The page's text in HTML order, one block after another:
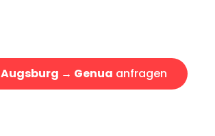
Augsburg → Genua anfragen